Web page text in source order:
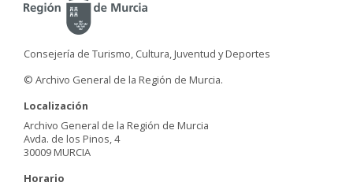
Consejería de Turismo, Cultura, Juventud y Deportes
© Archivo General de la Región de Murcia.
Localización
Archivo General de la Región de Murcia
Avda. de los Pinos, 4
30009 MURCIA
Horario